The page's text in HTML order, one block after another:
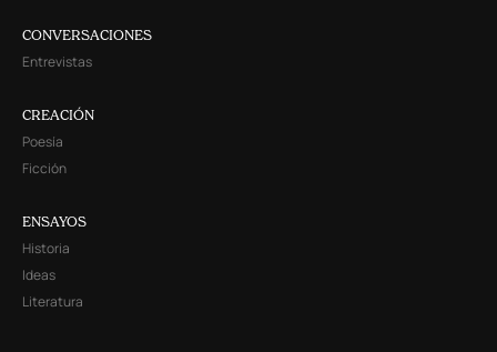
CONVERSACIONES
Entrevistas
CREACIÓN
Poesía
Ficción
ENSAYOS
Historia
Ideas
Literatura